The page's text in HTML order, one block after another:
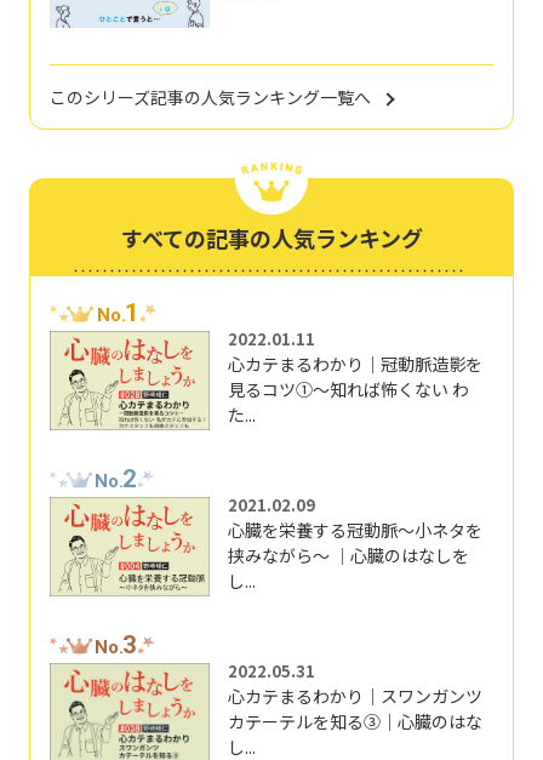
このシリーズ記事の人気ランキング一覧へ
すべての記事の人気ランキング
No.1
2022.01.11
心カテまるわかり｜冠動脈造影を
見るコツ①～知れば怖くない わ
た...
No.2
2021.02.09
心臓を栄養する冠動脈～小ネタを
挟みながら～ ｜心臓のはなしを
し...
No.3
2022.05.31
心カテまるわかり｜スワンガンツ
カテーテルを知る③｜心臓のはな
し...